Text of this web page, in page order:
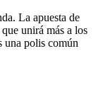
La apuesta de
unirá más a los
una polis común